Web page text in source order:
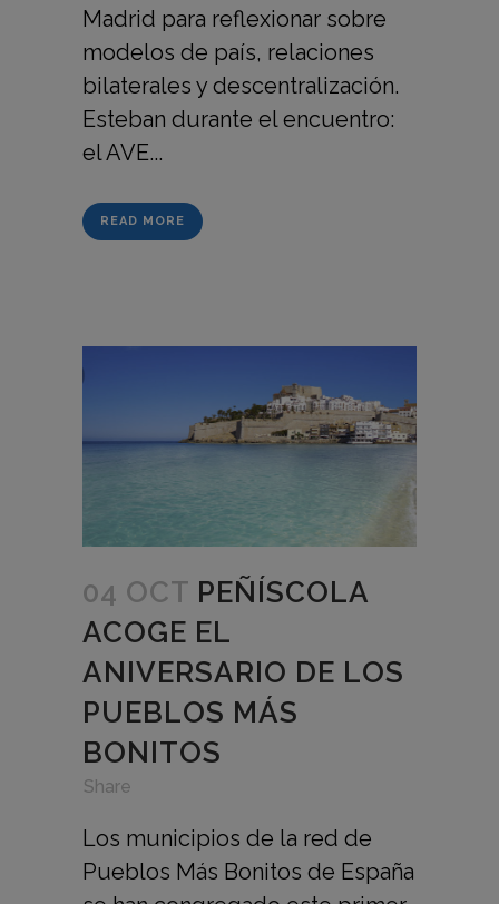
Madrid para reflexionar sobre
modelos de país, relaciones
bilaterales y descentralización.
Esteban durante el encuentro:
el AVE...
READ MORE
04 OCT PEÑÍSCOLA
ACOGE EL
ANIVERSARIO DE LOS
PUEBLOS MÁS
BONITOS
Share
Los municipios de la red de
Pueblos Más Bonitos de España